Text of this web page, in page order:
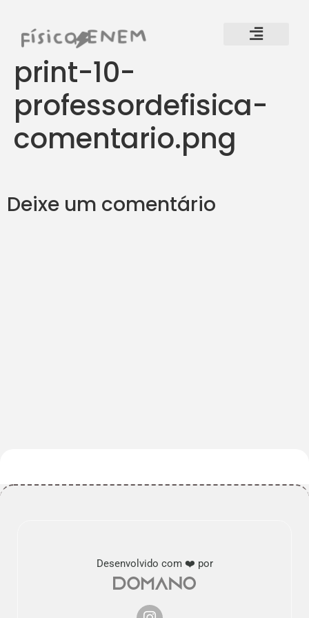
print-10-
professordefisica-
comentario.png
Deixe um comentário
Desenvolvido com ❤️ por